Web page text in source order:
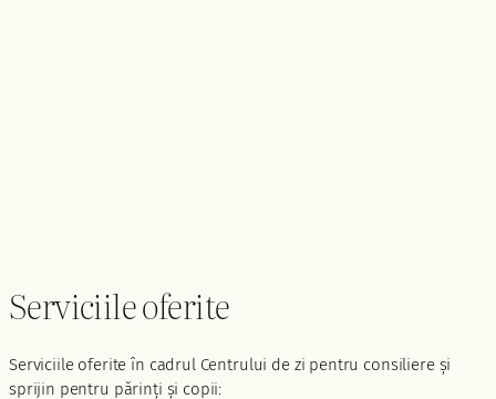
Serviciile oferite
Serviciile oferite în cadrul Centrului de zi pentru consiliere și
sprijin pentru părinți și copii: